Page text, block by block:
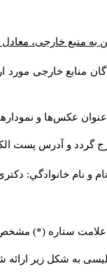
به منبع خارجی،
منابع خارجی
عکس‌ها و
گردد و آدرس پست
و نام خانوادگي:
علامت ستاره (*)
به شکل زیر ارائه